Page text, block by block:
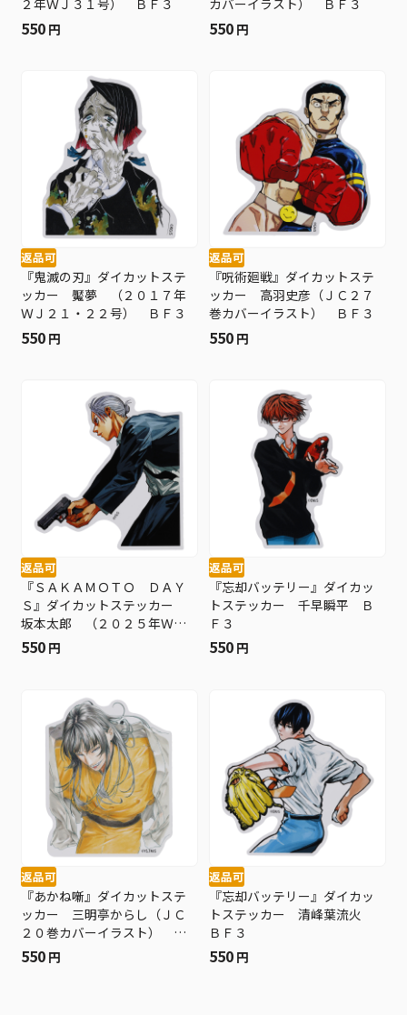
２年ＷＪ３１号） ＢＦ３
550 円
カバーイラスト） ＢＦ３
550 円
返品可
『鬼滅の刃』ダイカットステ
ッカー 魘夢 （２０１７年
ＷＪ２１・２２号） ＢＦ３
550 円
返品可
『呪術廻戦』ダイカットステ
ッカー 高羽史彦（ＪＣ２７
巻カバーイラスト） ＢＦ３
550 円
返品可
『ＳＡＫＡＭＯＴＯ ＤＡＹ
Ｓ』ダイカットステッカー
坂本太郎 （２０２５年ＷＪ
２５号） ＢＦ３
550 円
返品可
『忘却バッテリー』ダイカッ
トステッカー 千早瞬平 Ｂ
Ｆ３
550 円
返品可
『あかね噺』ダイカットステ
ッカー 三明亭からし（ＪＣ
２０巻カバーイラスト） Ｂ
Ｆ３
550 円
返品可
『忘却バッテリー』ダイカッ
トステッカー 清峰葉流火
ＢＦ３
550 円